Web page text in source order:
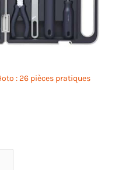
: 26 pièces pratiques